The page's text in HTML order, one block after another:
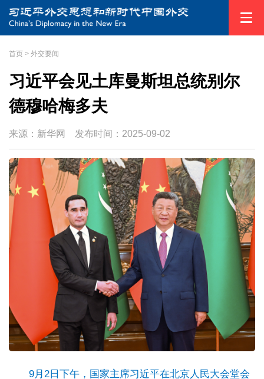
首页 > 外交要闻
习近平会见土库曼斯坦总统别尔
德穆哈梅多夫
来源：新华网 发布时间： 2025-09-02
9月2日下午，国家主席习近平在北京人民大会堂会